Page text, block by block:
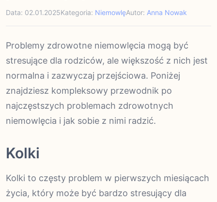
Data: 02.01.2025Kategoria: NiemowlęAutor: Anna Nowak
Problemy zdrowotne niemowlęcia mogą być
stresujące dla rodziców, ale większość z nich jest
normalna i zazwyczaj przejściowa. Poniżej
znajdziesz kompleksowy przewodnik po
najczęstszych problemach zdrowotnych
niemowlęcia i jak sobie z nimi radzić.
Kolki
Kolki to częsty problem w pierwszych miesiącach
życia, który może być bardzo stresujący dla